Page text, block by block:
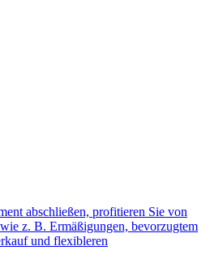
abschließen, profitieren Sie von
z. B. Ermäßigungen, bevorzugtem
und flexibleren